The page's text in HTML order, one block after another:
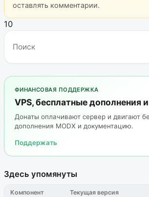
оставлять комментарии.
10
ФИНАНСОВАЯ ПОДДЕРЖКА
VPS, бесплатные дополнения
Донаты оплачивают сервер и двигают
дополнения MODX и документацию.
Поддержать
Здесь упомянуты
Компонент Текущая версия